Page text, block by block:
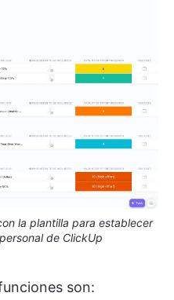
la plantilla para establecer
de ClickUp
son: